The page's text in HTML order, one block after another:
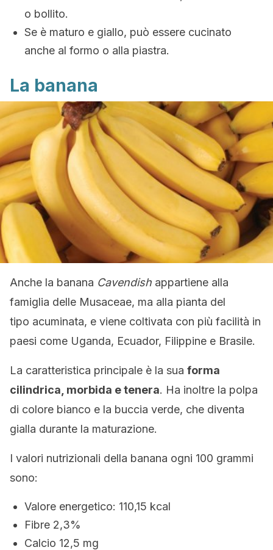
o bollito.
Se è maturo e giallo, può essere cucinato
anche al formo o alla piastra.
La banana
Anche la banana Cavendish appartiene alla
famiglia delle Musaceae, ma alla pianta del
tipo acuminata, e viene coltivata con più facilità in
paesi come Uganda, Ecuador, Filippine e Brasile.
La caratteristica principale è la sua forma
cilindrica, morbida e tenera. Ha inoltre la polpa
di colore bianco e la buccia verde, che diventa
gialla durante la maturazione.
I valori nutrizionali della banana ogni 100 grammi
sono:
Valore energetico: 110,15 kcal
Fibre 2,3%
Calcio 12,5 mg